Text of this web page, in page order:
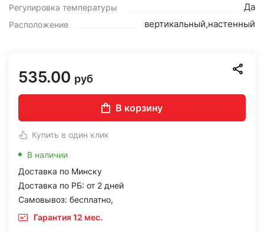
Регулировка температуры Да
Расположение вертикальный,настенный
535.00 руб
В корзину
Купить в один клик
В наличии
Доставка по Минску
Доставка по РБ: от 2 дней
Самовывоз: бесплатно,
Гарантия 12 мес.